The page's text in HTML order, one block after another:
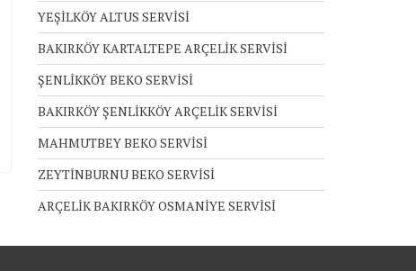
YEŞİLKÖY ALTUS SERVİSİ
BAKIRKÖY KARTALTEPE ARÇELİK SERVİSİ
ŞENLİKKÖY BEKO SERVİSİ
BAKIRKÖY ŞENLİKKÖY ARÇELİK SERVİSİ
MAHMUTBEY BEKO SERVİSİ
ZEYTİNBURNU BEKO SERVİSİ
ARÇELİK BAKIRKÖY OSMANİYE SERVİSİ